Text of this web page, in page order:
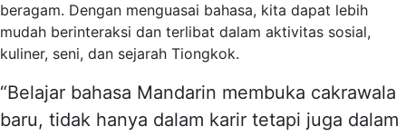
beragam. Dengan menguasai bahasa, kita dapat lebih
mudah berinteraksi dan terlibat dalam aktivitas sosial,
kuliner, seni, dan sejarah Tiongkok.
“Belajar bahasa Mandarin membuka cakrawala
baru, tidak hanya dalam karir tetapi juga dalam